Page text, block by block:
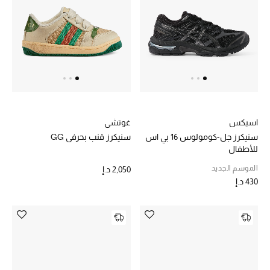
الأطفال
المستلزمات المنزلية
هدايا للجميع
تسوقوا الهدايا
اسيكس
سنيكرز جل-كومولوس 16 بي اس
للأطفال
الموسم الجديد
430 د.إ
غوتشي
سنيكرز قنب بحرفي GG
2,050 د.إ